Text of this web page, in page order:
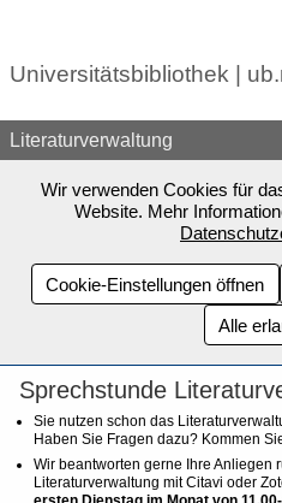
Universitätsbibliothek |
Literaturverwaltung
Wir verwenden Cookies für
Website. Mehr
Cookie-Einstellungen öffnen
Alle
Sprechstunde
Sie nutzen schon das
Haben Sie Fragen dazu? Kommen
Wir beantworten gerne Ihre Anliegen
Literaturverwaltung mit Citavi oder